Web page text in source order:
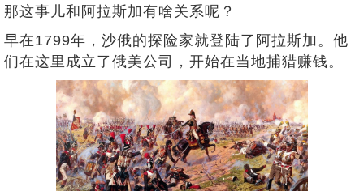
那这事儿和阿拉斯加有啥关系呢？
早在1799年，沙俄的探险家就登陆了阿拉斯加。他
们在这里成立了俄美公司，开始在当地捕猎赚钱。